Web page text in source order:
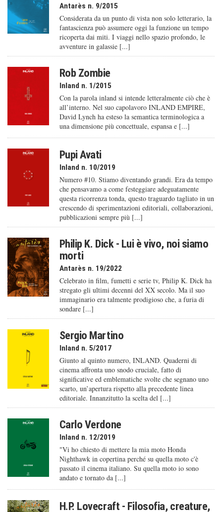
Antarès n. 9/2015
Considerata da un punto di vista non solo letterario, la
fantascienza può assumere oggi la funzione un tempo
ricoperta dai miti. I viaggi nello spazio profondo, le
avventure in galassie [...]
Rob Zombie
Inland n. 1/2015
Con la parola inland si intende letteralmente ciò che è
all’interno. Nel suo capolavoro INLAND EMPIRE,
David Lynch ha esteso la semantica terminologica a
una dimensione più concettuale, espansa e [...]
Pupi Avati
Inland n. 10/2019
Numero #10. Stiamo diventando grandi. Era da tempo
che pensavamo a come festeggiare adeguatamente
questa ricorrenza tonda, questo traguardo tagliato in un
crescendo di sperimentazioni editoriali, collaborazioni,
pubblicazioni sempre più [...]
Philip K. Dick - Lui è vivo, noi siamo
morti
Antarès n. 19/2022
Celebrato in film, fumetti e serie tv, Philip K. Dick ha
stregato gli ultimi decenni del XX secolo. Ma il suo
immaginario era talmente prodigioso che, a furia di
sondare [...]
Sergio Martino
Inland n. 5/2017
Giunto al quinto numero, INLAND. Quaderni di
cinema affronta uno snodo cruciale, fatto di
significative ed emblematiche svolte che segnano uno
scarto, un’apertura rispetto alla precedente linea
editoriale. Innanzitutto la scelta del [...]
Carlo Verdone
Inland n. 12/2019
"Vi ho chiesto di mettere la mia moto Honda
Nighthawk in copertina perché su quella moto c'è
passato il cinema italiano. Su quella moto io sono
andato e tornato da [...]
H.P. Lovecraft - Filosofia, creature,